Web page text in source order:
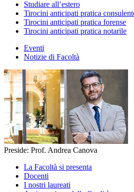
Studiare all’estero
Tirocini anticipati pratica
Tirocini anticipati pratica forense
Tirocini anticipati pratica notarile
Eventi
Notizie di Facoltà
Preside: Prof. Andrea Canova
La Facoltà si presenta
Docenti
I nostri laureati